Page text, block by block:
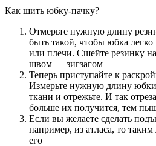
Как шить юбку-пачку?
Отмерьте нужную длину
быть такой, чтобы юбка легко
или плечи. Сшейте резинку
швом — зигзагом
Теперь приступайте к
Измерьте нужную длину
ткани и отрежьте. И так
больше их получится, тем
Если вы желаете сделать
например, из атласа, то
его